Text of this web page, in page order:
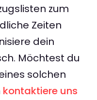
zum
Zeiten
dein
Möchtest du
solchen
kontaktiere uns